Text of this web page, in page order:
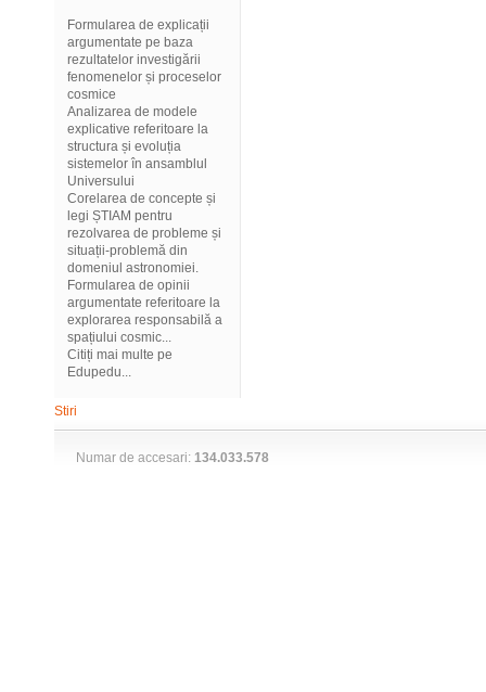
Formularea de explicații
argumentate pe baza
rezultatelor investigării
fenomenelor și proceselor
cosmice
Analizarea de modele
explicative referitoare la
structura și evoluția
sistemelor în ansamblul
Universului
Corelarea de concepte și
legi ȘTIAM pentru
rezolvarea de probleme și
situații-problemă din
domeniul astronomiei.
Formularea de opinii
argumentate referitoare la
explorarea responsabilă a
spațiului cosmic...
Citiți mai multe pe
Edupedu...
Stiri
Numar de accesari: 134.033.578